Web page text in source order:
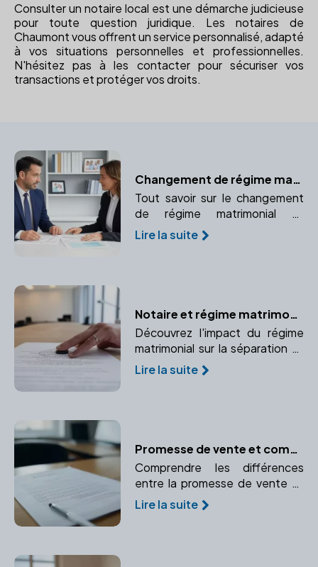
Consulter un notaire local est une démarche judicieuse
pour toute question juridique. Les notaires de
Chaumont vous offrent un service personnalisé, adapté
à vos situations personnelles et professionnelles.
N'hésitez pas à les contacter pour sécuriser vos
transactions et protéger vos droits.
Changement de régime matrimonial
Tout savoir sur le changement
de régime matrimonial et
pourquoi consulter un notaire
pour cette démarche
Lire la suite
Notaire et régime matrimonial : Quelles conséquences lors d'un divorce ?
Découvrez l'impact du régime
matrimonial sur la séparation et
comment un notaire peut vous
accompagner dans cette
Lire la suite
Promesse de vente et compromis de vente : le rôle essentiel du notaire
Comprendre les différences
entre la promesse de vente et
le compromis de vente et le rôle
crucial du notaire dans ces
Lire la suite